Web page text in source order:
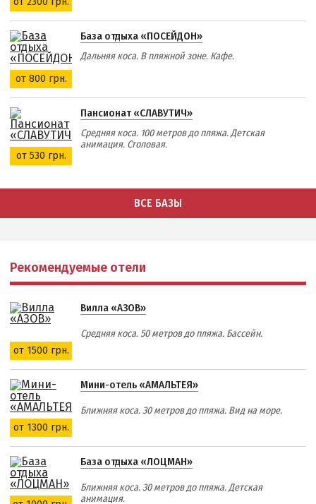
от 800 грн.
База отдыха «ПОСЕЙДОН»
Дальняя коса. В пляжной зоне. Кафе.
от 530 грн.
Пансионат «СЛАВУТИЧ»
Средняя коса. 100 метров до пляжа. Детская
анимация. Столовая.
ВСЕ БАЗЫ
Рекомендуемые отели
от 1500 грн.
Вилла «АЗОВ»
Средняя коса. 50 метров до пляжа. Бассейн.
от 1300 грн.
Мини-отель «АМАЛЬТЕЯ»
Ближняя коса. 30 метров до пляжа. Вид на море.
База отдыха «ЛОЦМАН»
Ближняя коса. 30 метров до пляжа. Детская
анимация.